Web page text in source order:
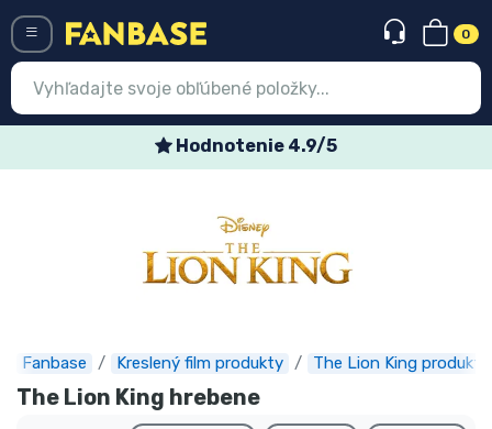
0
Hodnotenie 4.9/5
Fanbase Kreslený film produkty The Lion King produkty
The Lion King hrebene
Najnovšie
Expresná preprava
Predobjednávky